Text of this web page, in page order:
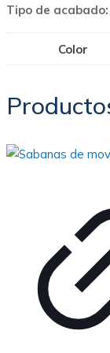
Tipo de acabado:
Color